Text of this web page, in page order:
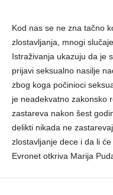
Kod nas se ne zna tačno
zlostavljanja, mnogi
Istraživanja ukazuju da je
prijavi seksualno nasilje
zbog koga počinioci
je neadekvatno zakonsko
zastareva nakon šest
delikti nikada ne
zlostavljanje dece i da li
Evronet otkriva Marija